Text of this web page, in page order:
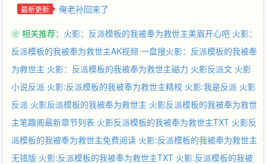
般平静死去。”【选择装载模板：小丑（DC）、黑胡子（海贼）、
吉影（JOJO）、鬼舞辻无惨（鬼灭之刃）、两面宿傩（咒术回
战）……】◎ “半藏大人，我曾以为善良很容易，云川却说，善良
很难。”弥彦直视狼狈的山椒鱼半藏，沉声道：“善良拔掉牙齿便是
话，将未来寄予命运的你，什么都无法改变。”面对自来也的质
问，长门语气淡然道：“云川就像照亮角落的光，你们的肮脏龌龊
显现无疑，所以你们把他唤作恶魔。” “鸣人！我绝不会把你交给那
个卑劣的家伙！”佐助凝视那两个踩在木叶废墟上的身影，厉声
最新更新 俺老孙回来了
❀ 相关推荐： 火影：反派模板的我被奉为救世主美眉开心吧 火影：
反派模板的我被奉为救世主AK视频 一盘搜火影：反派模板的我被奉
为救世主 火影：反派模板的我被奉为救世主磁力 火影反派文 火影
小说反派 火影:反派模板的我被奉为救世主精校 火影:我是反派 火影
反派 火影反派模板的我被奉为救世主 火影反派模板的我被奉为救世
主笔趣阁最新章节列表 火影反派模板的我被奉为救世主TXT 火影反
派模板的我被奉为救世主免费阅读 火影:反派模板的我被奉为救世主
无错版 火影:反派模板的我被奉为救世主TXT 火影:反派模板的我被